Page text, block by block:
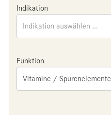
Indikation
Indikation auswählen ...
Funktion
Vitamine / Spurenelemente